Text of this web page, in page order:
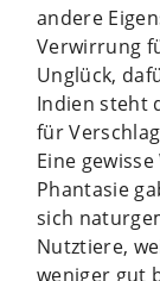
andere
Verwirrung
Unglück,
Indien steht
für
Eine
Phantasie
sich
Nutztiere,
weniger gut